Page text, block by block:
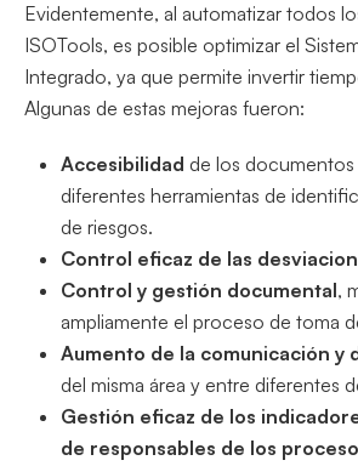
Evidentemente, al automatizar todos
ISOTools, es posible optimizar el
Integrado, ya que permite invertir
Algunas de estas mejoras fueron:
Accesibilidad de los
diferentes herramientas de
de riesgos.
Control eficaz de las
Control y gestión documental,
ampliamente el proceso de toma
Aumento de la comunicación y
del misma área y entre diferentes
Gestión eficaz de los
de responsables de los